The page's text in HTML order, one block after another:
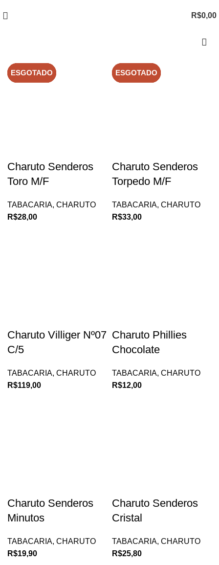
R$0,00
ESGOTADO
Charuto Senderos
Toro M/F
TABACARIA, CHARUTO
R$28,00
ESGOTADO
Charuto Senderos
Torpedo M/F
TABACARIA, CHARUTO
R$33,00
ESGOTADO
Charuto Villiger Nº07
C/5
TABACARIA, CHARUTO
R$119,00
ESGOTADO
Charuto Phillies
Chocolate
TABACARIA, CHARUTO
R$12,00
ESGOTADO
Charuto Senderos
Minutos
TABACARIA, CHARUTO
R$19,90
ESGOTADO
Charuto Senderos
Cristal
TABACARIA, CHARUTO
R$25,80
ESGOTADO ESGOTADO
ESGOTADO ESGOTADO